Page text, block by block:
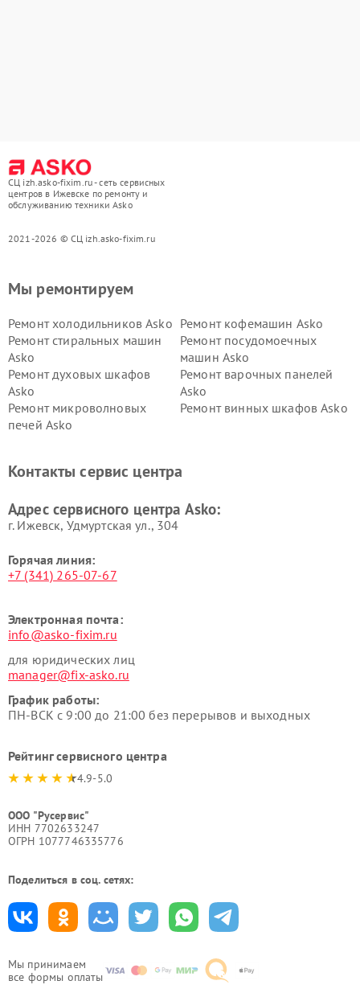
СЦ izh.asko-fixim.ru - сеть сервисных
центров в Ижевске по ремонту и
обслуживанию техники Asko
2021-2026 © СЦ izh.asko-fixim.ru
Мы принимаем
все формы оплаты
Мы ремонтируем
Ремонт холодильников Asko Ремонт кофемашин Asko
Ремонт стиральных машин
Asko
Ремонт посудомоечных
машин Asko
Ремонт духовых шкафов
Asko
Ремонт варочных панелей
Asko
Ремонт микроволновых
печей Asko
Ремонт винных шкафов Asko
Ремонт подогревателей
Ремонт промышленных
Asko
Контакты сервис центра
Адрес сервисного центра Asko:
г. Ижевск, Удмуртская ул., 304
Горячая линия:
+7 (341) 265-07-67
Электронная почта:
info@asko-fixim.ru
для юридических лиц
manager@fix-asko.ru
График работы:
ПН-ВСК с 9:00 до 21:00 без перерывов и выходных
Рейтинг сервисного центра
4.9-5.0
ООО "Русервис"
ИНН 7702633247
ОГРН 1077746335776
Поделиться в соц. сетях: